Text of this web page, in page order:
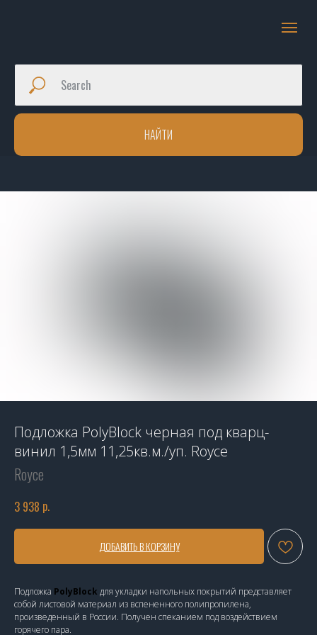
НАЙТИ
Подложка PolyBlock черная под кварц-
винил 1,5мм 11,25кв.м./уп. Royce
Royce
3 938 р.
ДОБАВИТЬ В КОРЗИНУ
Подложка PolyBlock для укладки напольных покрытий представляет
собой листовой материал из вспененного полипропилена,
произведенный в России. Получен спеканием под воздействием
горячего пара.